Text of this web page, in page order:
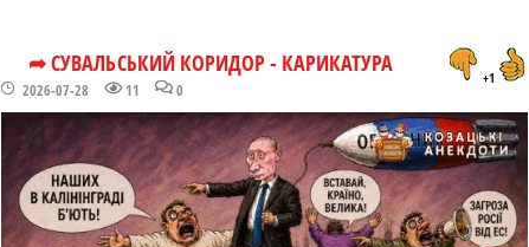
➦ СУВАЛЬСЬКИЙ КОРИДОР - КАРИКАТУРА
2026-07-28 11 0
+1